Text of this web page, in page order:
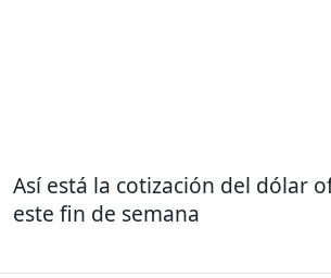
Así está la cotización del dólar
este fin de semana